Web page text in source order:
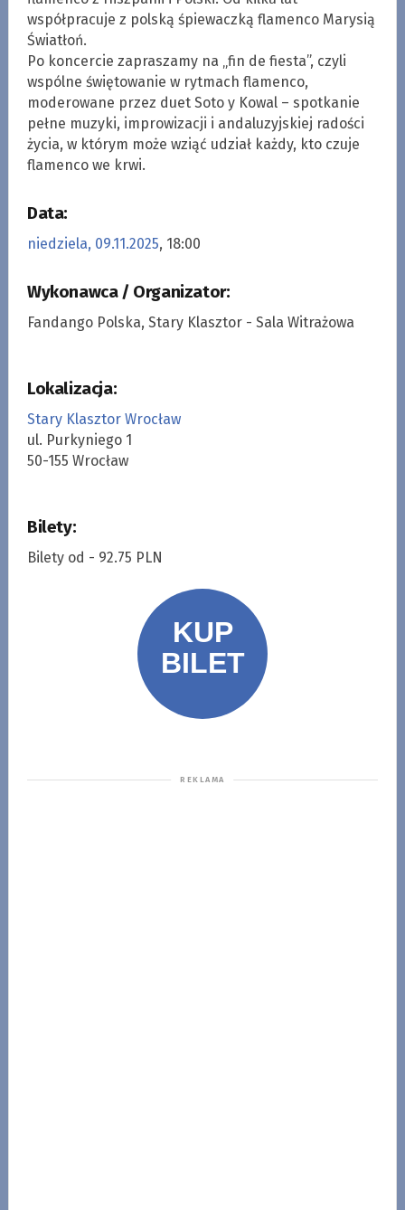
współpracuje z polską śpiewaczką flamenco Marysią
Światłoń.
Po koncercie zapraszamy na „fin de fiesta”, czyli
wspólne świętowanie w rytmach flamenco,
moderowane przez duet Soto y Kowal – spotkanie
pełne muzyki, improwizacji i andaluzyjskiej radości
życia, w którym może wziąć udział każdy, kto czuje
flamenco we krwi.
Data:
niedziela, 09.11.2025, 18:00
Wykonawca / Organizator:
Fandango Polska, Stary Klasztor - Sala Witrażowa
Lokalizacja:
Stary Klasztor Wrocław
ul. Purkyniego 1
50-155 Wrocław
Bilety:
Bilety od - 92.75 PLN